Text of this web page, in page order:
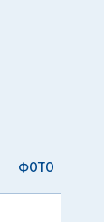
ФОТО